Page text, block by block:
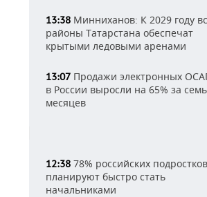
13:38 Минниханов: К 2029 году
районы Татарстана обеспечат
крытыми ледовыми аренами
13:07 Продажи электронных
в России выросли на 65% за семь
месяцев
12:38 78% российских подростков
планируют быстро стать
начальниками